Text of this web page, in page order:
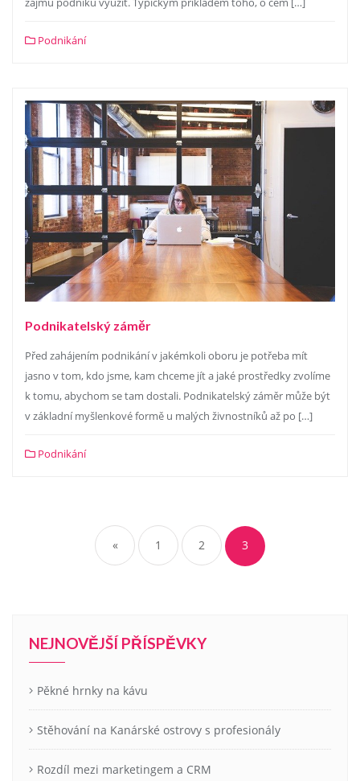
Podnikání
Podnikatelský záměr
Před zahájením podnikání v jakémkoli oboru je potřeba mít
jasno v tom, kdo jsme, kam chceme jít a jaké prostředky zvolíme
k tomu, abychom se tam dostali. Podnikatelský záměr může být
v základní myšlenkové formě u malých živnostníků až po […]
Podnikání
příspěvků
« 1 2 3
NEJNOVĚJŠÍ PŘÍSPĚVKY
Pěkné hrnky na kávu
Stěhování na Kanárské ostrovy s profesionály
Rozdíl mezi marketingem a CRM